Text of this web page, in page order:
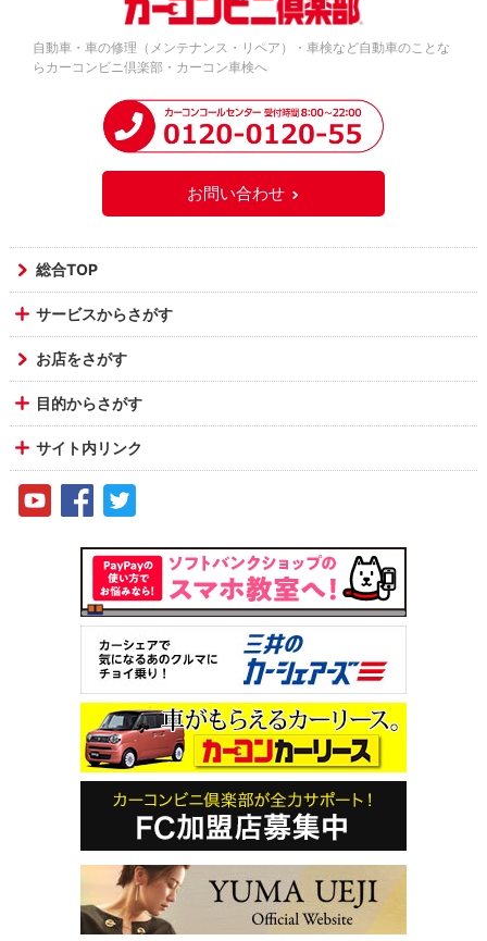
自動車・車の修理（メンテナンス・リペア）・車検など自動車のことな
らカーコンビニ倶楽部・カーコン車検へ
お問い合わせ
総合TOP
サービスからさがす
お店をさがす
目的からさがす
サイト内リンク